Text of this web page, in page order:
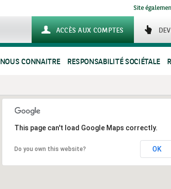
Site
ACCÈS AUX COMPTES
NOUS CONNAITRE RESPONSABILITÉ SOCIÉTALE
This page can't load Google Maps correctly.
Do you own this website? OK